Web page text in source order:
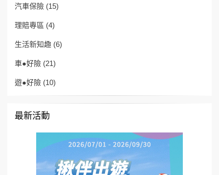
汽車保險 (15)
理賠專區 (4)
生活新知趣 (6)
車●好險 (21)
遊●好險 (10)
最新活動